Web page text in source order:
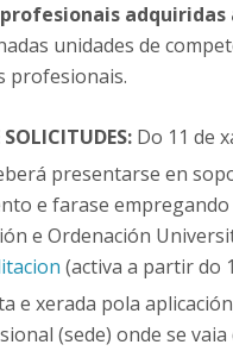
unidades de
profe­sionais.
Do 11 de
presentarse en
e farase
e Ordenación
(activa a partir do
e xerada pola
(sede) onde se